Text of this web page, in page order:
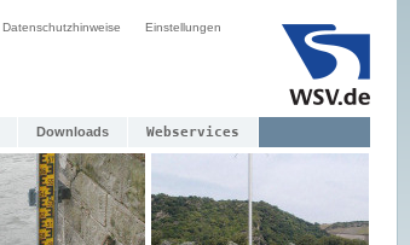
Datenschutzhinweise Einstellungen
Downloads Webservices